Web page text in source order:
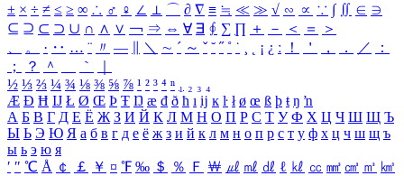
± × ÷ ≠ ≤ ≥ ∞ ∴ ♂ ♀ ∠ ⊥ ⌒ ∂ ∇ ≡ ≒ ≪ ≫ √ ∽ ∝ ∵ ∫ ∬ ∈ ∋
⊆ ⊇ ⊂ ⊃ ∪ ∩ ∧ ∨ ￢ ⇒ ⇔ ∀ ∃ ∮ ∑ ∏ ＋ － ＜ ＝
＞
、
。 · ‥ … ¨ 〃 ― ＼ ∼ ´ ～ ˇ ˘ ˝ ˚ ˙ ¸ ¡ ¿ ː ！ ＇ ， ． ／
：
；
？ ＾ ｀
½ ⅓ ⅔ ¼ ¾ ⅛ ⅜ ⅝ ⅞ ¹ ² ³ ⁴ ⁿ ₁ ₂ ₃ ₄
Æ Ð Ħ Ĳ Ł Ø Œ Þ Ŧ Ŋ æ đ ð ħ ı ĳ ĸ ŀ ł ø œ ß þ ŧ ŋ ŉ
А Б В Г Д Е Ё Ж З И Й К Л М Н О П Р С Т У Ф Х Ц Ч Ш Щ Ъ
Ы Ь Э Ю Я а б в г д е ё ж з и й к л м н о п р с т у ф х ц ч ш щ ъ
ы ь э ю я
′ ″ ℃ Å ￠ ￡ ￥ ¤ ℉ ‰ ＄ ％ Ｆ ￦ ㎕ ㎖ ㎗ ℓ ㎘ ㏄ ㎣ ㎤ ㎥ ㎦